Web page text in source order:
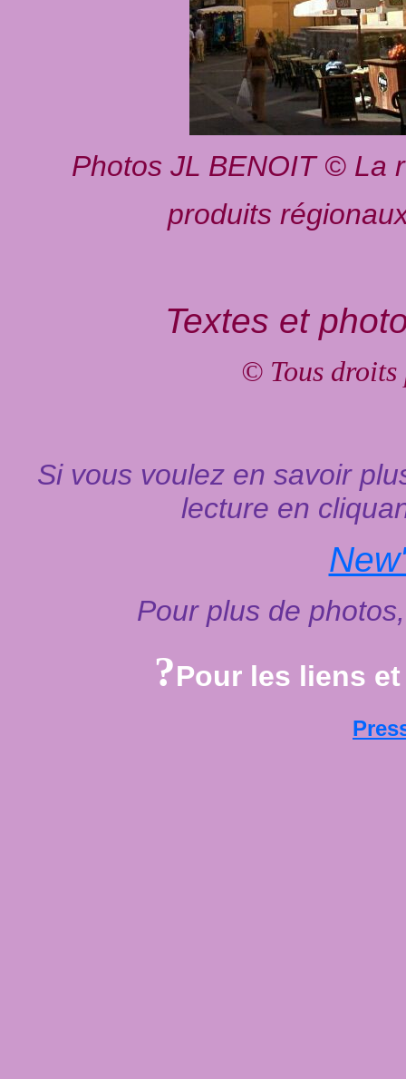
Photos JL BENOIT © La
produits
Textes et
© Tous droits
Si vous voulez en savoir
lecture en
Pour plus de
?Pour les liens